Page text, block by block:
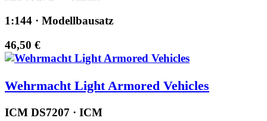
1:144 · Modellbausatz
46,50 €
Wehrmacht Light Armored Vehicles
ICM DS7207 · ICM